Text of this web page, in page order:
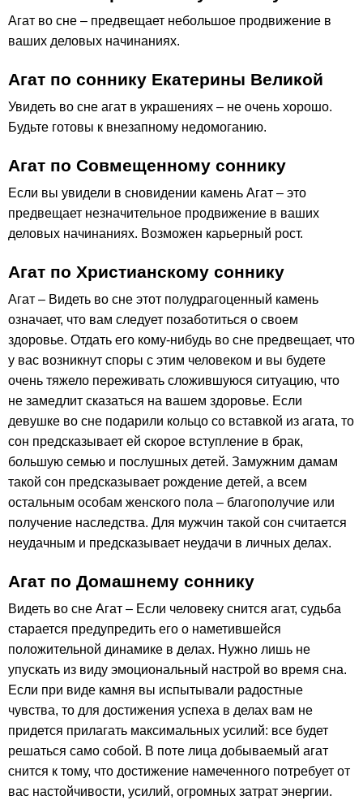
Агат во сне – предвещает небольшое продвижение в
ваших деловых начинаниях.
Агат по соннику Екатерины Великой
Увидеть во сне агат в украшениях – не очень хорошо.
Будьте готовы к внезапному недомоганию.
Агат по Совмещенному соннику
Если вы увидели в сновидении камень Агат – это
предвещает незначительное продвижение в ваших
деловых начинаниях. Возможен карьерный рост.
Агат по Христианскому соннику
Агат – Видеть во сне этот полудрагоценный камень
означает, что вам следует позаботиться о своем
здоровье. Отдать его кому-нибудь во сне предвещает, что
у вас возникнут споры с этим человеком и вы будете
очень тяжело переживать сложившуюся ситуацию, что
не замедлит сказаться на вашем здоровье. Если
девушке во сне подарили кольцо со вставкой из агата, то
сон предсказывает ей скорое вступление в брак,
большую семью и послушных детей. Замужним дамам
такой сон предсказывает рождение детей, а всем
остальным особам женского пола – благополучие или
получение наследства. Для мужчин такой сон считается
неудачным и предсказывает неудачи в личных делах.
Агат по Домашнему соннику
Видеть во сне Агат – Если человеку снится агат, судьба
старается предупредить его о наметившейся
положительной динамике в делах. Нужно лишь не
упускать из виду эмоциональный настрой во время сна.
Если при виде камня вы испытывали радостные
чувства, то для достижения успеха в делах вам не
придется прилагать максимальных усилий: все будет
решаться само собой. В поте лица добываемый агат
снится к тому, что достижение намеченного потребует от
вас настойчивости, усилий, огромных затрат энергии.